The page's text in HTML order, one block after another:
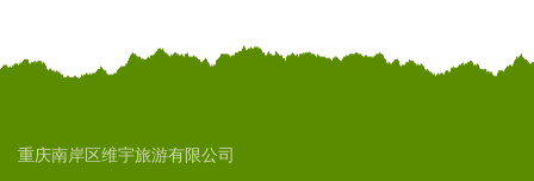
重庆南岸区维宇旅游有限公司